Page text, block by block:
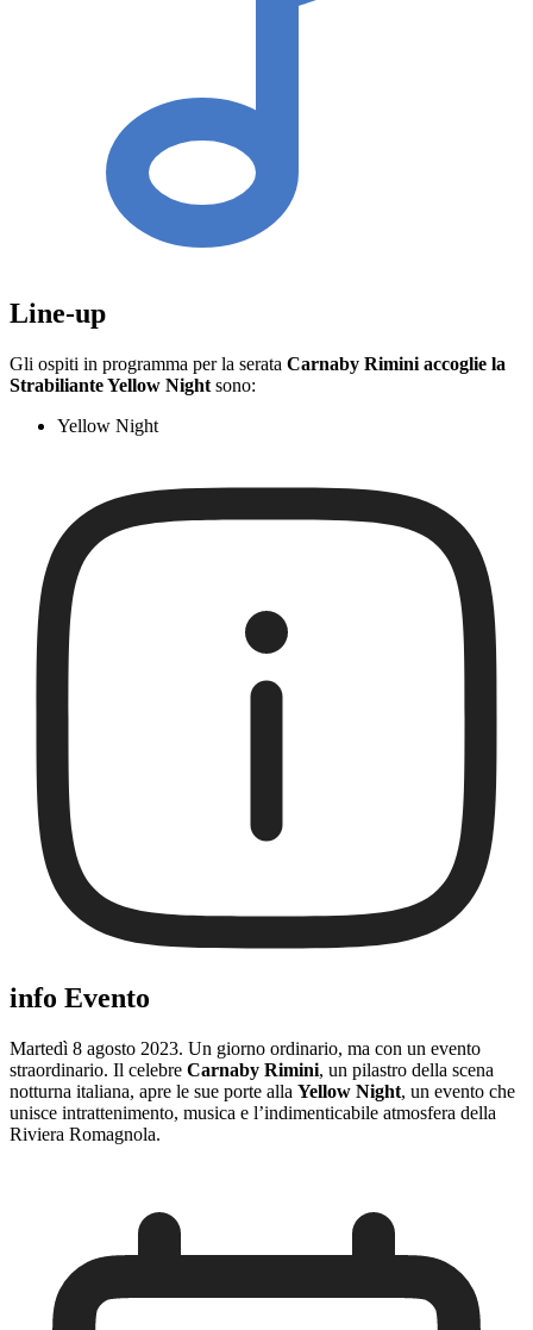
Line-up
Gli ospiti in programma per la serata Carnaby Rimini accoglie la
Strabiliante Yellow Night sono:
Yellow Night
info Evento
Martedì 8 agosto 2023. Un giorno ordinario, ma con un evento
straordinario. Il celebre Carnaby Rimini, un pilastro della scena
notturna italiana, apre le sue porte alla Yellow Night, un evento che
unisce intrattenimento, musica e l’indimenticabile atmosfera della
Riviera Romagnola.